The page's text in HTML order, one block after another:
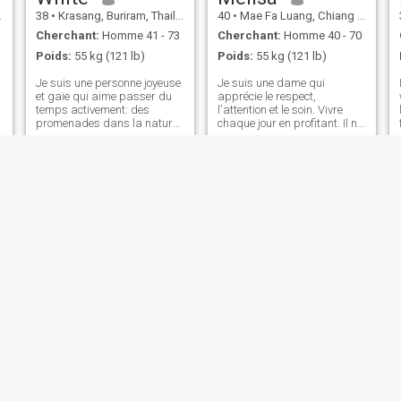
38 • Krasang, Buriram, Thailande
Cherchant: Homme 41 - 73
Poids: 55 kg (121 lb)
Je suis une personne joyeuse
et gaie qui aime passer du
temps activement: des
promenades dans la nature
40 • Mae Fa Luang, Chiang Rai, Thailande
Cherchant: Homme 40 - 70
Poids: 55 kg (121 lb)
Je suis une dame qui
apprécie le respect,
l'attention et le soin. Vivre
chaque jour en profitant. Il ne